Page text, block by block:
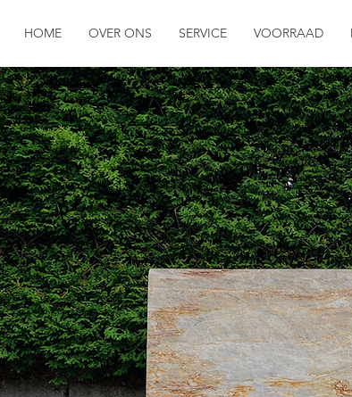
HOME OVER ONS SERVICE VOORRAAD